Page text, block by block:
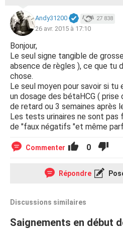
Andy31200 27 838
26 avr. 2015 à 17:10
Bonjour,
Le seul signe tangible de
absence de règles ), ce que tu
chose.
Le seul moyen pour savoir si
un dosage des bétaHCG (
de retard ou 3 semaines après
Les tests urinaires ne sont pas
de "faux négatifs "et même
Commenter 0
Répondre
Discussions similaires
Saignements en début